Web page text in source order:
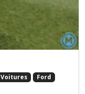
Voitures
Ford